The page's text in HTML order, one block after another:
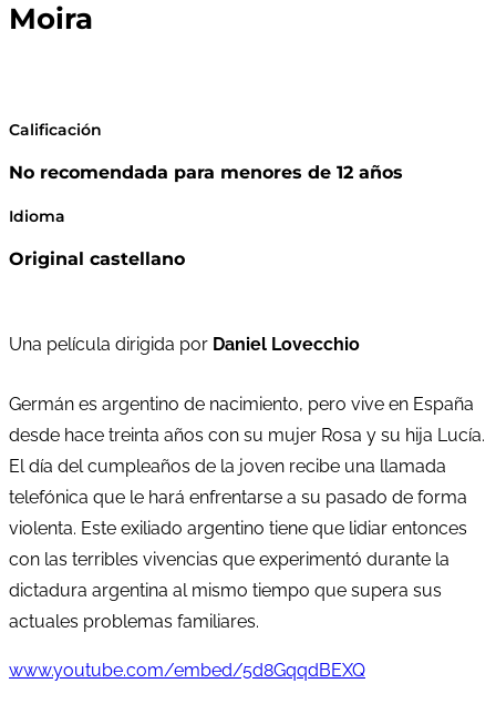
Moira
Calificación
No recomendada para menores de 12 años
Idioma
Original castellano
Una película dirigida por Daniel Lovecchio
Germán es argentino de nacimiento, pero vive en España
desde hace treinta años con su mujer Rosa y su hija Lucía.
El día del cumpleaños de la joven recibe una llamada
telefónica que le hará enfrentarse a su pasado de forma
violenta. Este exiliado argentino tiene que lidiar entonces
con las terribles vivencias que experimentó durante la
dictadura argentina al mismo tiempo que supera sus
actuales problemas familiares.
www.youtube.com/embed/5d8GqqdBEXQ